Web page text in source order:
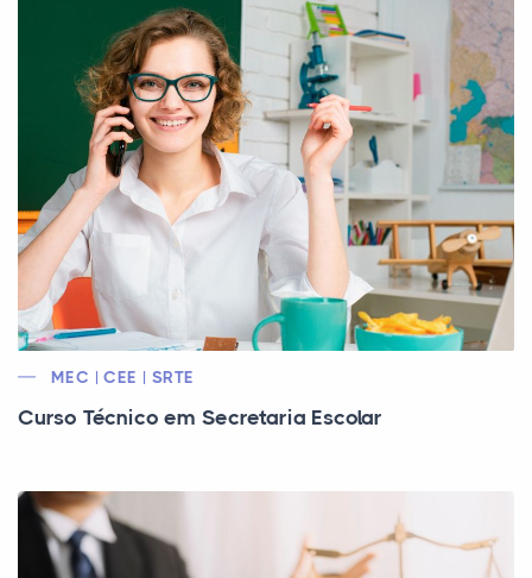
MEC | CEE | SRTE
Curso Técnico em Secretaria Escolar